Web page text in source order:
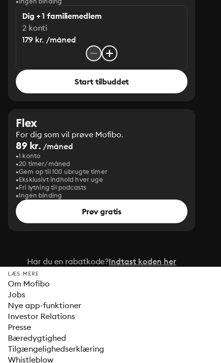
Dig + 1 familiemedlem
2 konti
179 kr. /måned
Start tilbuddet
Flex
For dig som vil prøve Mofibo.
89 kr. /måned
1 konto
20 timer/måned
Gem op til 100 ubrugte timer
Eksklusivt indhold hver uge
Fri lytning til podcasts
Ingen binding
Prøv gratis
Har du en rabatkode?Indtast koden her
LÆS MERE
Om Mofibo
Jobs
Nye app-funktioner
Investor Relations
Presse
Bæredygtighed
Tilgængelighedserklæring
Whistleblow